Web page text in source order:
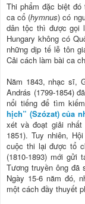
Thi phẩm đặc biệt
ca cổ (hymnus) có
dân tộc thì được gọi
Hungary không có
những dịp tế lễ tôn
Cải cách làm bài ca
Năm 1843, nhạc sĩ,
András (1799-1854)
nổi tiếng để tìm
hịch” (Szózat) của
xét và đoạt giải
1851). Tuy nhiên,
cuộc thi lại được tổ
(1810-1893) mới
Tương truyền ông đã
Ngày 15-6 năm đó,
một cách đầy thuyết